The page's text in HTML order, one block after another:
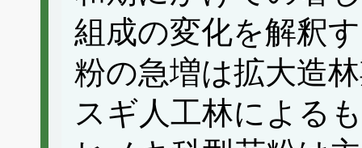
組成の変化を解釈
粉の急増は拡大造
スギ人工林による